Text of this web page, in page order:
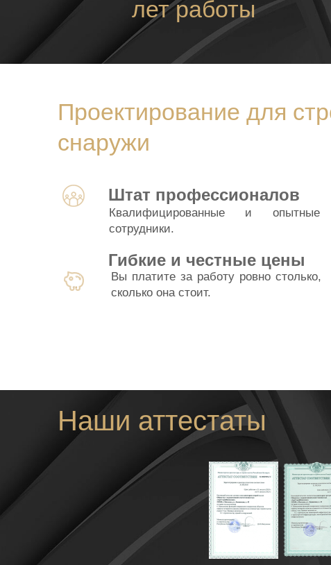
лет работы
Проектирование для
снаружи
Штат профессионалов
Квалифицированные и опытные
сотрудники.
Гибкие и честные цены
Вы платите за работу ровно столько,
сколько она стоит.
Наши аттестаты